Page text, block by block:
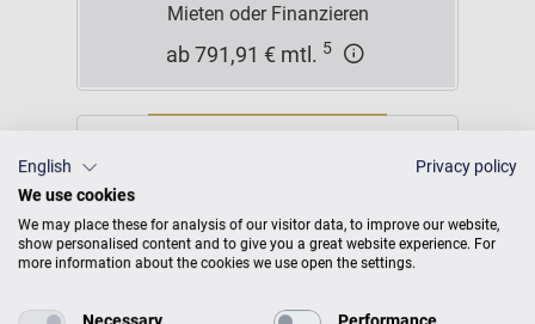
Mieten oder Finanzieren
ab 791,91 € mtl. 5
English
Privacy policy
We use cookies
We may place these for analysis of our visitor data, to improve our website,
show personalised content and to give you a great website experience. For
more information about the cookies we use open the settings.